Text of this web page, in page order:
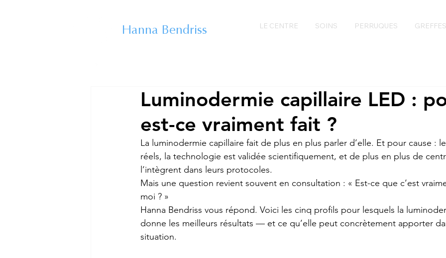
LE CENTRE SOINS PERRUQUES GREFFES
Hanna Bendriss
Luminodermie capillaire LED :
est-ce vraiment fait ?
La luminodermie capillaire fait de plus en plus parler d’elle. Et pour cause :
réels, la technologie est validée scientifiquement, et de plus en plus de
l’intègrent dans leurs protocoles.
Mais une question revient souvent en consultation : « Est-ce que c’est
moi ? »
Hanna Bendriss vous répond. Voici les cinq profils pour lesquels la
donne les meilleurs résultats — et ce qu’elle peut concrètement apporter
situation.